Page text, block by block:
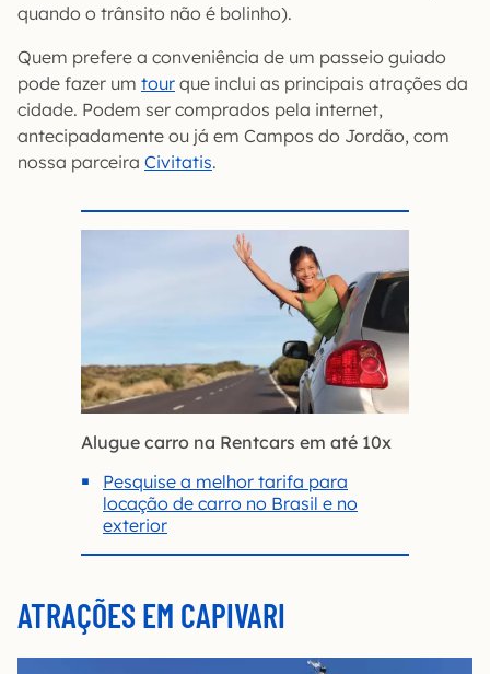
quando o trânsito não é bolinho).
Quem prefere a conveniência de um passeio guiado
pode fazer um tour que inclui as principais atrações da
cidade. Podem ser comprados pela internet,
antecipadamente ou já em Campos do Jordão, com
nossa parceira Civitatis.
Alugue carro na Rentcars em até 10x
Pesquise a melhor tarifa para
locação de carro no Brasil e no
exterior
ATRAÇÕES EM CAPIVARI